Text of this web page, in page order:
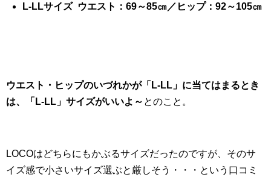
L-LLサイズ ウエスト：69～85㎝／ヒップ：92～105㎝
ウエスト・ヒップのいづれかが「L-LL」に当てはまるとき
は、「L-LL」サイズがいいよ～ とのこと。
LOCOはどちらにもかぶるサイズだったのですが、そのサ
イズ感で小さいサイズ選ぶと厳しそう・・・という口コミ